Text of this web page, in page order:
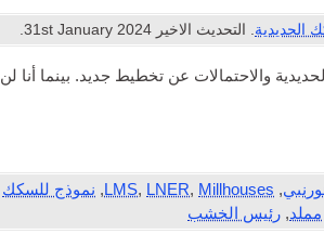
الحديدية. التحديث الاخير 31st January 2024
.
والاحتمالات عن تخطيط جديد. بينما أنا لن
,
LMS, LNER, Millhouses
, نموذج للسكك
مملد, رئيس الخشب